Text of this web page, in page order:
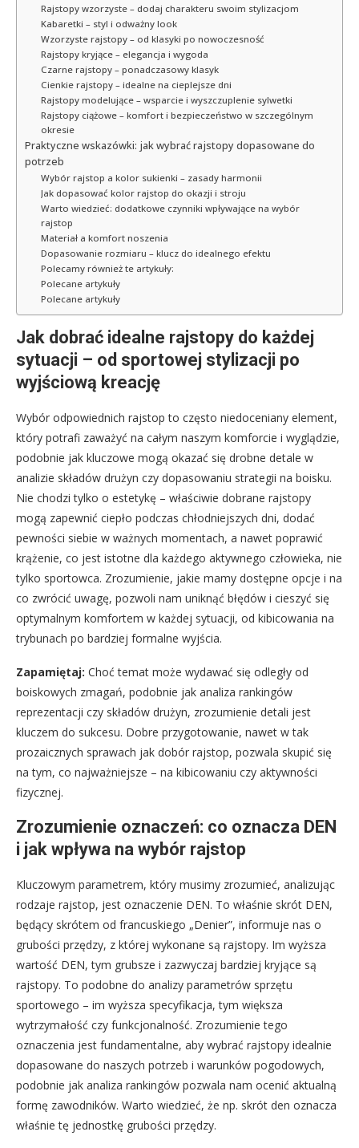
Rajstopy wzorzyste – dodaj charakteru swoim stylizacjom
Kabaretki – styl i odważny look
Wzorzyste rajstopy – od klasyki po nowoczesność
Rajstopy kryjące – elegancja i wygoda
Czarne rajstopy – ponadczasowy klasyk
Cienkie rajstopy – idealne na cieplejsze dni
Rajstopy modelujące – wsparcie i wyszczuplenie sylwetki
Rajstopy ciążowe – komfort i bezpieczeństwo w szczególnym
okresie
Praktyczne wskazówki: jak wybrać rajstopy dopasowane do
potrzeb
Wybór rajstop a kolor sukienki – zasady harmonii
Jak dopasować kolor rajstop do okazji i stroju
Warto wiedzieć: dodatkowe czynniki wpływające na wybór
rajstop
Materiał a komfort noszenia
Dopasowanie rozmiaru – klucz do idealnego efektu
Polecamy również te artykuły:
Polecane artykuły
Polecane artykuły
Jak dobrać idealne rajstopy do każdej
sytuacji – od sportowej stylizacji po
wyjściową kreację
Wybór odpowiednich rajstop to często niedoceniany element,
który potrafi zaważyć na całym naszym komforcie i wyglądzie,
podobnie jak kluczowe mogą okazać się drobne detale w
analizie składów drużyn czy dopasowaniu strategii na boisku.
Nie chodzi tylko o estetykę – właściwie dobrane rajstopy
mogą zapewnić ciepło podczas chłodniejszych dni, dodać
pewności siebie w ważnych momentach, a nawet poprawić
krążenie, co jest istotne dla każdego aktywnego człowieka, nie
tylko sportowca. Zrozumienie, jakie mamy dostępne opcje i na
co zwrócić uwagę, pozwoli nam uniknąć błędów i cieszyć się
optymalnym komfortem w każdej sytuacji, od kibicowania na
trybunach po bardziej formalne wyjścia.
Zapamiętaj: Choć temat może wydawać się odległy od
boiskowych zmagań, podobnie jak analiza rankingów
reprezentacji czy składów drużyn, zrozumienie detali jest
kluczem do sukcesu. Dobre przygotowanie, nawet w tak
prozaicznych sprawach jak dobór rajstop, pozwala skupić się
na tym, co najważniejsze – na kibicowaniu czy aktywności
fizycznej.
Zrozumienie oznaczeń: co oznacza DEN
i jak wpływa na wybór rajstop
Kluczowym parametrem, który musimy zrozumieć, analizując
rodzaje rajstop, jest oznaczenie DEN. To właśnie skrót DEN,
będący skrótem od francuskiego „Denier”, informuje nas o
grubości przędzy, z której wykonane są rajstopy. Im wyższa
wartość DEN, tym grubsze i zazwyczaj bardziej kryjące są
rajstopy. To podobne do analizy parametrów sprzętu
sportowego – im wyższa specyfikacja, tym większa
wytrzymałość czy funkcjonalność. Zrozumienie tego
oznaczenia jest fundamentalne, aby wybrać rajstopy idealnie
dopasowane do naszych potrzeb i warunków pogodowych,
podobnie jak analiza rankingów pozwala nam ocenić aktualną
formę zawodników. Warto wiedzieć, że np. skrót den oznacza
właśnie tę jednostkę grubości przędzy.